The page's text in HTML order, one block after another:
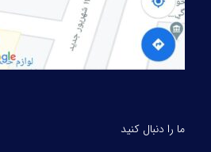
ما را دنبال کنید